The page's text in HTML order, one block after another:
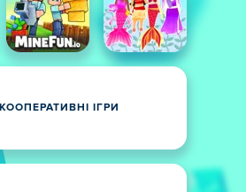
КООПЕРАТИВНІ ІГРИ